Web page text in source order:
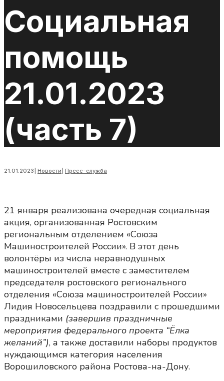
Социальная
помощь
21.01.2023
(часть 7)
21.01.2023 Новости Пресс-служба
21 января реализована очередная социальная
акция, организованная Ростовским
региональным отделением «Союза
Машиностроителей России». В этот день
волонтёры из числа неравнодушных
машиностроителей вместе с заместителем
председателя ростовского регионального
отделения «Союза машиностроителей России»
Лидия Новосельцева поздравили с прошедшими
праздниками (завершив праздничные
мероприятия федерального проекта “Ёлка
желаний”), а также доставили наборы продуктов
нуждающимся категория населения
Ворошиловского района Ростова-на-Дону.